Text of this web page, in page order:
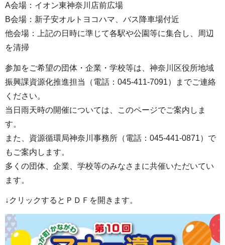
A会場：イオン東神奈川店前広場
B会場：新子安オルトヨコハマ、バス降車場付近
他会場：上記の日時に準じて各駅や公園等に集合し、周辺
を清掃
参加をご希望の団体・企業・学校等は、神奈川区役所地域
振興課資源化推進担当（電話：045-411-7091）までご連絡
ください。
当日雨天時の開催については、このページでご案内しま
す。
また、資源循環局神奈川事務所（電話：045-441-0871）で
もご案内します。
多くの団体、企業、学校等のみなさまに共催いただいてい
ます。
↓クリックするとＰＤＦを開きます。